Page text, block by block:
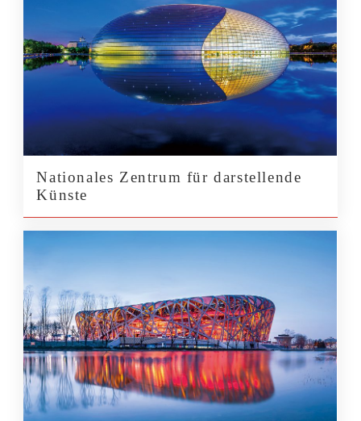
Nationales Zentrum für darstellende
Künste